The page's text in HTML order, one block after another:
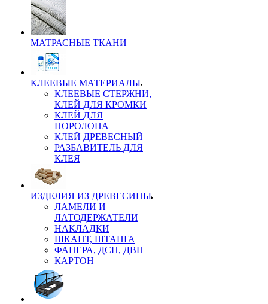
МАТРАСНЫЕ ТКАНИ
КЛЕЕВЫЕ МАТЕРИАЛЫ
КЛЕЕВЫЕ СТЕРЖНИ,
КЛЕЙ ДЛЯ КРОМКИ
КЛЕЙ ДЛЯ
ПОРОЛОНА
КЛЕЙ ДРЕВЕСНЫЙ
РАЗБАВИТЕЛЬ ДЛЯ
КЛЕЯ
ИЗДЕЛИЯ ИЗ ДРЕВЕСИНЫ
ЛАМЕЛИ И
ЛАТОДЕРЖАТЕЛИ
НАКЛАДКИ
ШКАНТ, ШТАНГА
ФАНЕРА, ДСП, ДВП
КАРТОН